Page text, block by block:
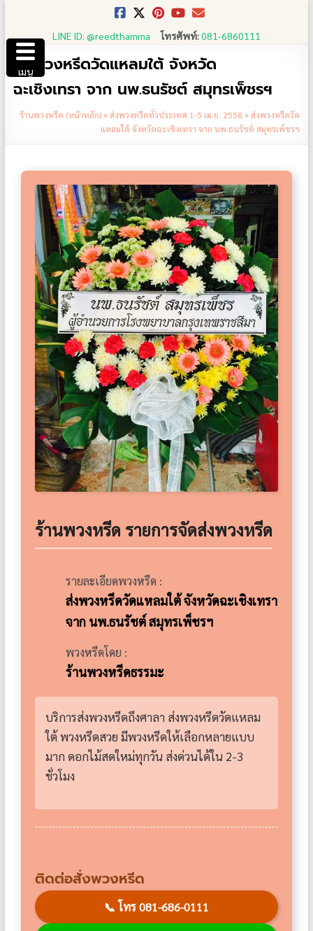
content
LINE ID: @reedthamma โทรศัพท์:081-6860111
ส่งพวงหรีดวัดแหลมใต้ จังหวัด
ฉะเชิงเทรา จาก นพ.ธนรัชต์ สมุทรเพ็ชรฯ
ร้านพวงหรีด (หน้าหลัก)»ส่งพวงหรีดทั่วประเทศ 1-5 เม.ย. 2558»ส่งพวงหรีดวัด
แหลมใต้ จังหวัดฉะเชิงเทรา จาก นพ.ธนรัชต์ สมุทรเพ็ชรฯ
ร้านพวงหรีด รายการจัดส่งพวงหรีด
รายละเอียดพวงหรีด :
ส่งพวงหรีดวัดแหลมใต้ จังหวัดฉะเชิงเทรา
จาก นพ.ธนรัชต์ สมุทรเพ็ชรฯ
พวงหรีดโดย :
ร้านพวงหรีดธรรมะ
บริการส่งพวงหรีดถึงศาลา ส่งพวงหรีดวัดแหลม
ใต้ พวงหรีดสวย มีพวงหรีดให้เลือกหลายแบบ
มาก ดอกไม้สดใหม่ทุกวัน ส่งด่วนได้ใน 2-3
ชั่วโมง
ติดต่อสั่งพวงหรีด
📞โทร 081-686-0111
เมนู